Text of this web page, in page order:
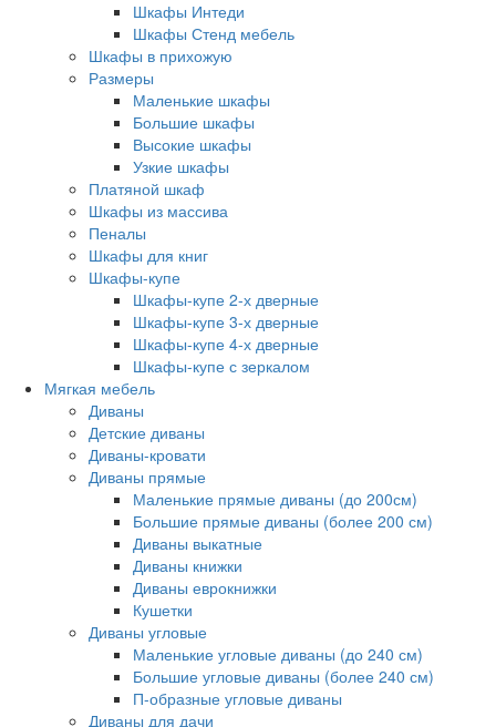
Шкафы Интеди
Шкафы Стенд мебель
Шкафы в прихожую
Размеры
Маленькие шкафы
Большие шкафы
Высокие шкафы
Узкие шкафы
Платяной шкаф
Шкафы из массива
Пеналы
Шкафы для книг
Шкафы-купе
Шкафы-купе 2-х дверные
Шкафы-купе 3-х дверные
Шкафы-купе 4-х дверные
Шкафы-купе с зеркалом
Мягкая мебель
Диваны
Детские диваны
Диваны-кровати
Диваны прямые
Маленькие прямые диваны (до 200см)
Большие прямые диваны (более 200 см)
Диваны выкатные
Диваны книжки
Диваны еврокнижки
Кушетки
Диваны угловые
Маленькие угловые диваны (до 240 см)
Большие угловые диваны (более 240 см)
П-образные угловые диваны
Диваны для дачи